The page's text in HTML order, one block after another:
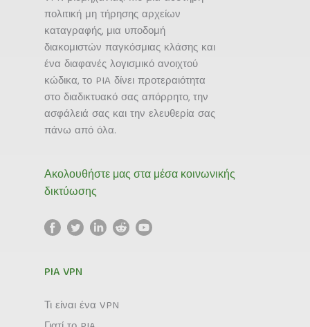
πολιτική μη τήρησης αρχείων
καταγραφής, μια υποδομή
διακομιστών παγκόσμιας κλάσης και
ένα διαφανές λογισμικό ανοιχτού
κώδικα, το PIA δίνει προτεραιότητα
στο διαδικτυακό σας απόρρητο, την
ασφάλειά σας και την ελευθερία σας
πάνω από όλα.
Ακολουθήστε μας στα μέσα κοινωνικής
δικτύωσης
PIA VPN
Τι είναι ένα VPN